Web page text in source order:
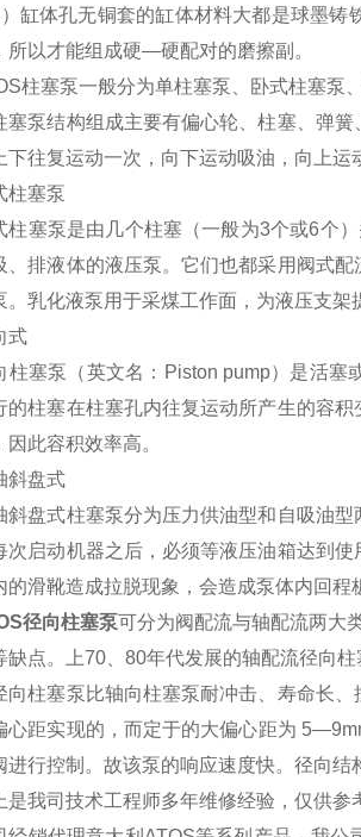
）缸体孔无铜套的缸体材料大都是球墨
所以才能组成硬—硬配对的磨擦副。
柱塞泵一般分为单柱塞泵、卧式柱塞泵
塞泵结构组成主要有偏心轮、柱塞、弹
下往复运动一次，向下运动吸油，向上运
柱塞泵
柱塞泵是由几个柱塞（一般为3个或6个
、排液体的液压泵。它们也都采用阀式
。乳化液泵用于采煤工作面，为液压支架
式
柱塞泵（英文名：Piston pump）是活塞
的柱塞在柱塞孔内往复运动所产生的容
因此容积效率高。
斜盘式
斜盘式柱塞泵分为压力供油型和自吸油
次启动机器之后，必须等液压油箱达到
的滑靴造成拉脱现象，会造成泵体内回程
径向柱塞泵可分为阀配流与轴配流两大
缺点。上70、80年代发展的轴配流径向
向柱塞泵比轴向柱塞泵耐冲击、寿命长
心距实现的，而定于的大偏心距为
进行控制。故该泵的响应速度快。径向结
是我司技术工程师多年维修经验，仅供参